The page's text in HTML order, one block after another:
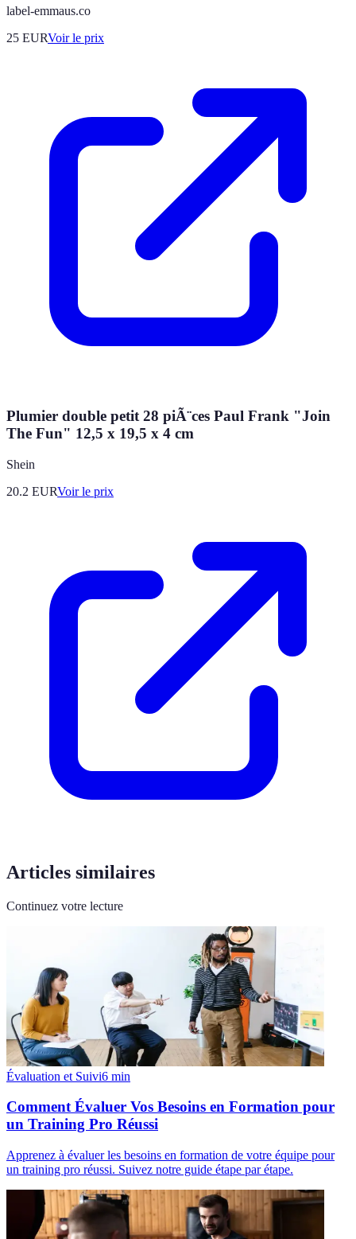
label-emmaus.co
25 EURVoir le prix
Plumier double petit 28 piÃ¨ces Paul Frank "Join
The Fun" 12,5 x 19,5 x 4 cm
Shein
20.2 EURVoir le prix
Articles similaires
Continuez votre lecture
Évaluation et Suivi6 min
Comment Évaluer Vos Besoins en Formation pour
un Training Pro Réussi
Apprenez à évaluer les besoins en formation de votre équipe pour
un training pro réussi. Suivez notre guide étape par étape.